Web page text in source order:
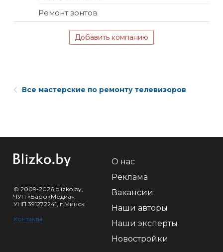
Ремонт зонтов
Добавить компанию
Все мастерские по ремонту телевизоров
© 2009-2026 blizko.by,
ЧУП «БарокМедиа»,
УНП 391272241, г.Минск
Контакты
О нас
Реклама
Вакансии
Наши авторы
Наши эксперты
Новостройки